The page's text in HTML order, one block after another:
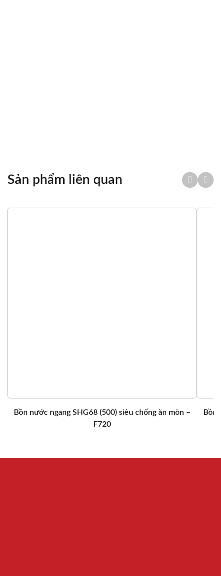
Tổng quan Thông số kỹ thuật
Sản phẩm liên quan
Bồn nước ngang SHG68 (500) siêu chống ăn mòn –
F720
Bồn